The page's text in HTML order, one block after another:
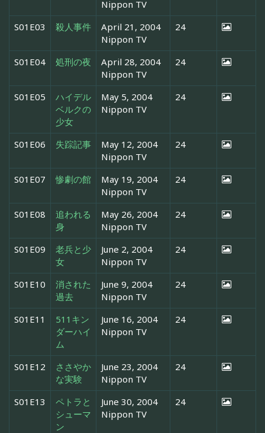
Nippon TV
S01E03 殺人事件
April 21, 2004
Nippon TV
24
S01E04 処刑の夜
April 28, 2004
Nippon TV
24
S01E05
ハイデル
ベルクの
少女
May 5, 2004
Nippon TV
24
S01E06 失踪記事
May 12, 2004
Nippon TV
24
S01E07 惨劇の館
May 19, 2004
Nippon TV
24
S01E08
追われる
身
May 26, 2004
Nippon TV
24
S01E09
老兵と少
女
June 2, 2004
Nippon TV
24
S01E10
消された
過去
June 9, 2004
Nippon TV
24
S01E11
511キン
ダーハイ
ム
June 16, 2004
Nippon TV
24
S01E12
ささやか
な実験
June 23, 2004
Nippon TV
24
S01E13
ペトラと
シューマ
ン
June 30, 2004
Nippon TV
24